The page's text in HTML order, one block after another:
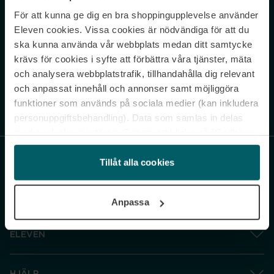
För att kunna ge dig en bra shoppingupplevelse använder
Eleven cookies. Vissa cookies är nödvändiga för att du
ska kunna använda vår webbplats medan ditt samtycke
krävs för cookies i syfte att förbättra våra tjänster, mäta
och analysera webbplatstrafik, tillhandahålla dig relevant
och anpassat innehåll och annonser samt möjliggöra
funktioner som används på sociala medier (kan inkludera
personuppgiftsbehandling). Data som samlas in delas
och gå vidare” accepterar du samtliga cookies medan du
under ”Inställningar” kan anpassa användningen av
cookies. Du kan återkalla ditt samtycke när som helst.
Tillåt alla cookies
Anpassa
Never miss a beat.
Sign up to our newsletter.
Genom att prenumerera accepterar du vår Integritetspolicy. Avprenumerera
ELEVEN